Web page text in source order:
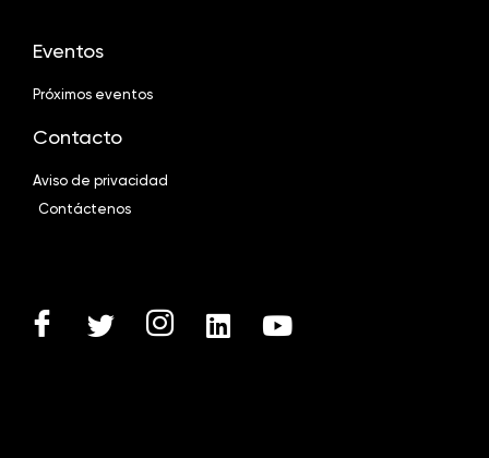
Eventos
Próximos eventos
Contacto
Aviso de privacidad
Contáctenos